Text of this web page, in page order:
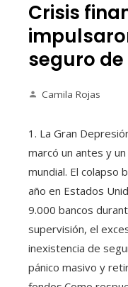
Crisis
seguro
Camila Rojas
1. La Gran
marcó un antes y
mundial. El colapso
año en Estados
9.000 bancos
supervisión, el
inexistencia de
pánico masivo y